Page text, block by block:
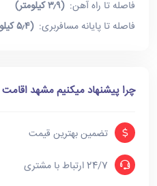
فاصله تا راه آهن:(۳٫۹ کیلومتر)
فاصله تا پایانه مسافربری:(۵٫۴ کیلومتر)
چرا پیشنهاد میکنیم مشهد اقامت
تضمین بهترین قیمت
24/7 ارتباط با مشتری